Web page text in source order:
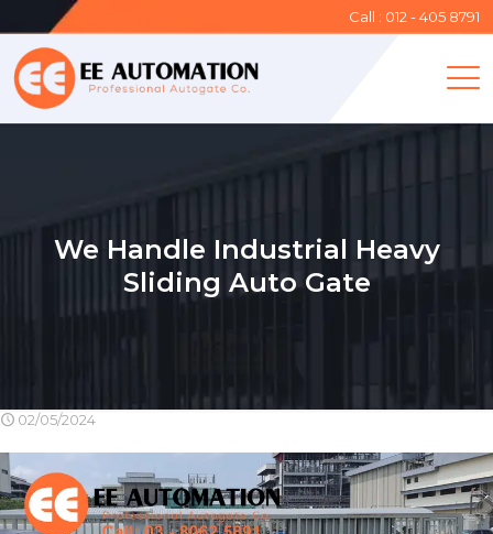
Call : 012 - 405 8791
We Handle Industrial Heavy
Sliding Auto Gate
02/05/2024